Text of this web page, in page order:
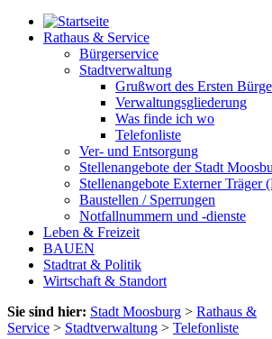
Rathaus & Service
Bürgerservice
Stadtverwaltung
Grußwort des Ersten
Verwaltungsgliederung
Was finde ich wo
Telefonliste
Ver- und Entsorgung
Stellenangebote der Stadt
Stellenangebote Externer Träger
Baustellen / Sperrungen
Notfallnummern und -dienste
Leben & Freizeit
BAUEN
Stadtrat & Politik
Wirtschaft & Standort
Sie sind hier: Stadt Moosburg > Rathaus &
Service > Stadtverwaltung > Telefonliste